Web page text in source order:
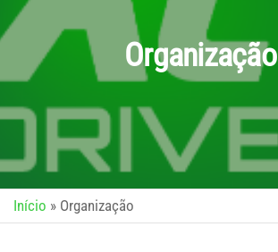
Organização
Início » Organização